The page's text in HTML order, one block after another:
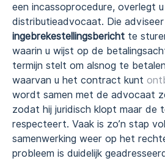
een incassoprocedure, overlegt
distributieadvocaat. Die
ingebrekestellingsbericht te
waarin u wijst op de
termijn stelt om alsnog te
waarvan u het contract kunt
wordt samen met de advocaat
zodat hij juridisch klopt maar de
respecteert. Vaak is zo’n stap
samenwerking weer op het
probleem is duidelijk